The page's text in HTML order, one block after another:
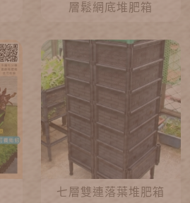
層鬆網底堆肥箱
七層雙連落葉堆肥箱